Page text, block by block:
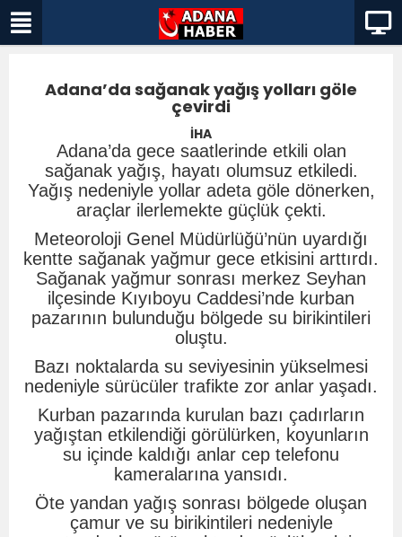
Adana’da sağanak yağış yolları göle
çevirdi
İHA
Adana’da gece saatlerinde etkili olan
sağanak yağış, hayatı olumsuz etkiledi.
Yağış nedeniyle yollar adeta göle dönerken,
araçlar ilerlemekte güçlük çekti.
Meteoroloji Genel Müdürlüğü’nün uyardığı
kentte sağanak yağmur gece etkisini arttırdı.
Sağanak yağmur sonrası merkez Seyhan
ilçesinde Kıyıboyu Caddesi’nde kurban
pazarının bulunduğu bölgede su birikintileri
oluştu.
Bazı noktalarda su seviyesinin yükselmesi
nedeniyle sürücüler trafikte zor anlar yaşadı.
Kurban pazarında kurulan bazı çadırların
yağıştan etkilendiği görülürken, koyunların
su içinde kaldığı anlar cep telefonu
kameralarına yansıdı.
Öte yandan yağış sonrası bölgede oluşan
çamur ve su birikintileri nedeniyle